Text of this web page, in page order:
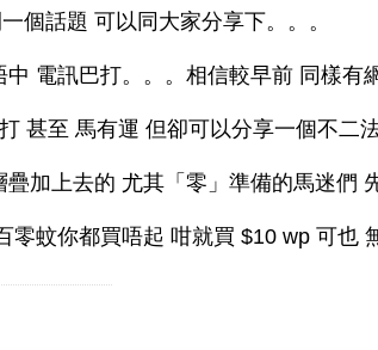
個話題 可以同大家分享下。。。
電訊巴打。。。相信較早前 同樣有
甚至 馬有運 但卻可以分享一個不二
疊加上去的 尤其「零」準備的馬迷們
蚊你都買唔起 咁就買 $10 wp 可也